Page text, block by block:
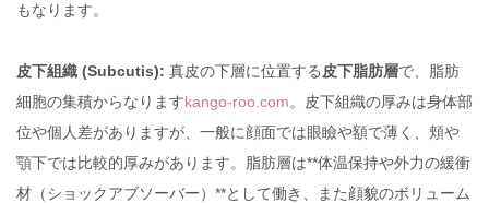
もなります。
皮下組織 (Subcutis): 真皮の下層に位置する 皮下脂肪層で、脂肪
細胞の集積からなりますkango-roo.com。皮下組織の厚みは身体部
位や個人差がありますが、一般に顔面では眼瞼や額で薄く、頬や
顎下では比較的厚みがあります。脂肪層は**体温保持や外力の緩衝
材（ショックアブソーバー）**として働き、また顔貌のボリューム